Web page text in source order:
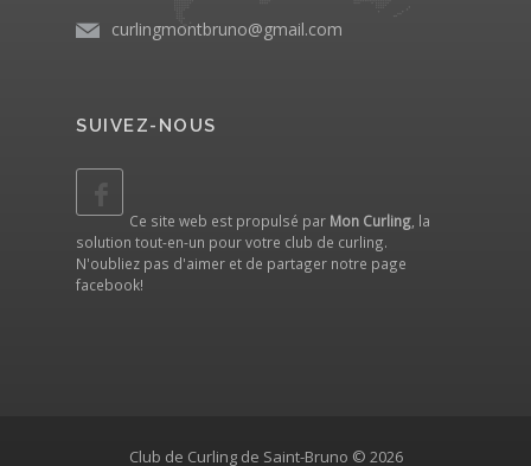
curlingmontbruno@gmail.com
SUIVEZ-NOUS
Ce site web est propulsé par Mon Curling, la
solution tout-en-un pour votre club de curling.
N'oubliez pas d'aimer et de partager notre page
facebook!
Club de Curling de Saint-Bruno © 2026